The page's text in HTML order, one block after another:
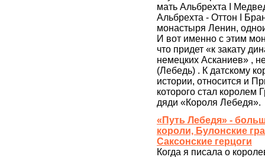
мать Альбрехта I
Альбрехта - Оттон I
монастыря Ленин,
И вот именно с этим
что придет «к закату
немецких Асканиев» ,
(Лебедь) . К датскому
истории, относится и
которого стал королем
дяди «Короля Лебедя».
«Путь Лебедя» -
короли, Булонские
Саксонские герцоги
Когда я писала о